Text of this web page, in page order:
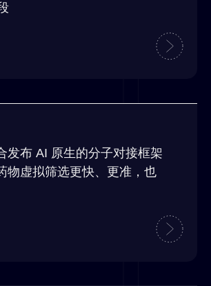
发布 AI 原生的分子对接框架
物虚拟筛选更快、更准，也